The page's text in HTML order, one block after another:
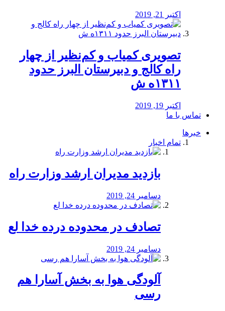
اکتبر 21, 2019
️تصویری کمیاب و کم‌نظیر از چهار
راه كالج و دبيرستان البرز حدود
۱۳۱۱ه ش
اکتبر 19, 2019
تماس با ما
خبرها
تمام اخبار
بازدید مدیران ارشد وزارت راه
دسامبر 24, 2019
تصادف در محدوده درده خدا لع
دسامبر 24, 2019
آلودگی هوا به بخش آسارا هم
رسی